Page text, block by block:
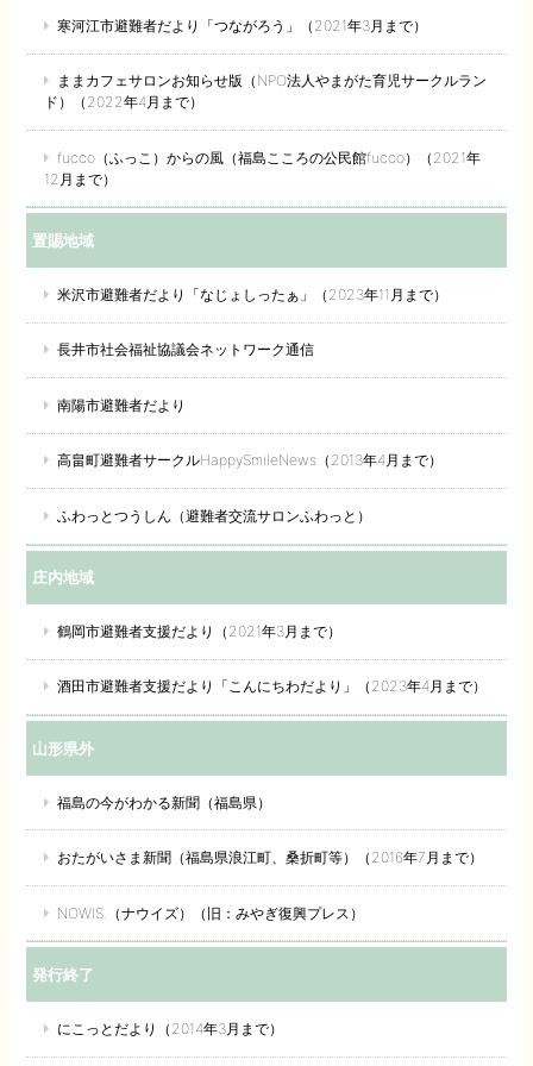
寒河江市避難者だより「つながろう」（2021年3月まで）
ままカフェサロンお知らせ版（NPO法人やまがた育児サークルラン
ド）（2022年4月まで）
fucco（ふっこ）からの風（福島こころの公民館fucco）（2021年
12月まで）
置賜地域
米沢市避難者だより「なじょしったぁ」（2023年11月まで）
長井市社会福祉協議会ネットワーク通信
南陽市避難者だより
高畠町避難者サークルHappySmileNews（2013年4月まで）
ふわっとつうしん（避難者交流サロンふわっと）
庄内地域
鶴岡市避難者支援だより（2021年3月まで）
酒田市避難者支援だより「こんにちわだより」（2023年4月まで）
山形県外
福島の今がわかる新聞（福島県）
おたがいさま新聞（福島県浪江町、桑折町等）（2016年7月まで）
NOWIS.（ナウイズ）（旧：みやぎ復興プレス）
発行終了
にこっとだより（2014年3月まで）